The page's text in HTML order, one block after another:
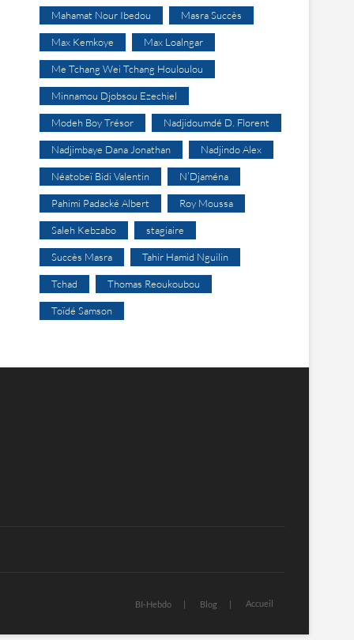
Mahamat Nour Ibedou Masra Succès
Max Kemkoye Max Loalngar
Me Tchang Wei Tchang Houloulou
Minnamou Djobsou Ezechiel
Modeh Boy Trésor Nadjidoumdé D. Florent
Nadjimbaye Dana Jonathan Nadjindo Alex
Néatobeï Bidi Valentin N’Djaména
Pahimi Padacké Albert Roy Moussa
Saleh Kebzabo stagiaire
Succès Masra Tahir Hamid Nguilin
Tchad Thomas Reoukoubou
Toïdé Samson
BI-Hebdo Blog Accueil